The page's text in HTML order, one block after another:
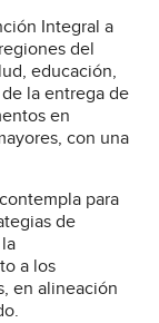
Integral a
del
educación,
la entrega de
en
con una
para
de
a los
en alineación